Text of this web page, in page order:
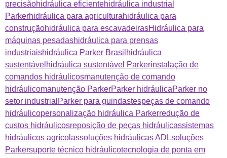
precisãohidráulica eficientehidráulica industrial
Parkerhidráulica para agriculturahidráulica para
construçãohidráulica para escavadeirasHidráulica para
máquinas pesadashidráulica para prensas
industriaishidráulica Parker Brasil hidráulica
sustentável hidráulica sustentável Parkerinstalação de
comandos hidráulicosmanutenção de comando
hidráulicomanutenção ParkerParker hidráulicaParker no
setor industrial Parker para guindastespeças de comando
hidráulicopersonalização hidráulica Parkerredução de
custos hidráulicosreposição de peças hidráulicassistemas
hidráulicos agrícolassoluções hidráulicas ADLsoluções
Parkersuporte técnico hidráulicotecnologia de ponta em